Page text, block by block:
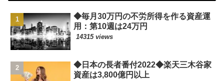
◆毎月30万円の不労所得を作る資産運
用：第10週は24万円
14315 views
◆日本の長者番付2022◆楽天三木谷家
資産は3,800億円以上